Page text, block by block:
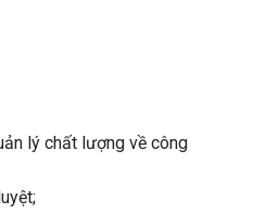
lý chất lượng về công